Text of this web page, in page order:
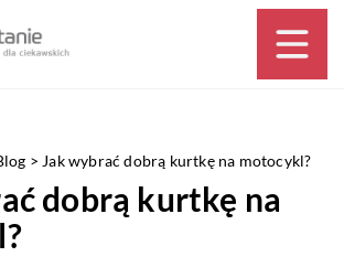
> Jak wybrać dobrą kurtkę na motocykl?
dobrą kurtkę na